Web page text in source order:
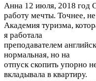
Анна 12 июля, 2018 год
работу мечты. Точнее,
Академия туризма,
я работала
преподавателем
нормальная, но на
отпуск скопить упорно
вкладывала в квартиру.